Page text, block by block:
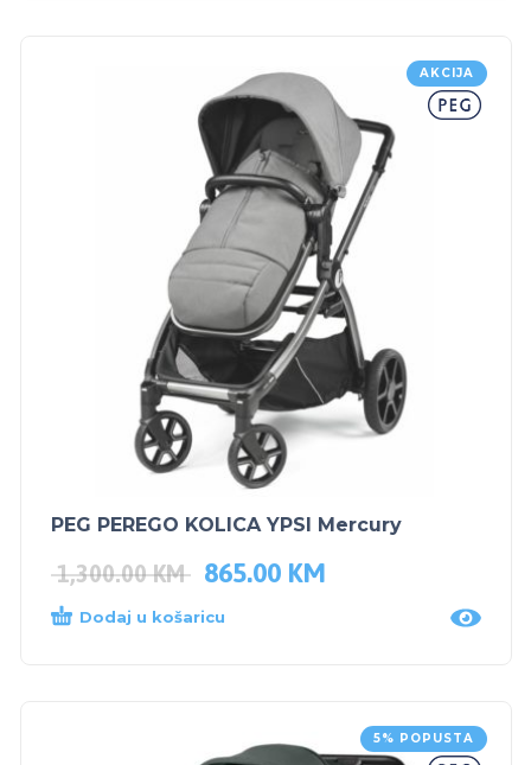
AKCIJA
PEG PEREGO KOLICA YPSI Mercury
1,300.00KM 865.00 KM
Dodaj u košaricu
5% POPUSTA